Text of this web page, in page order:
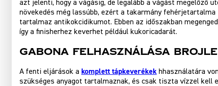
azt jelenti, hogy a vágásig, de legalább a vágást megelőző
növekedés még lassúbb, ezért a takarmány
tartalmaz antikokcidikumot. Ebben az időszakban
így a finisherhez keverhet például kukoricadarát.
Gabona felhasználása
A fenti eljárások a komplett tápkeverékek hhasználatára
szükséges anyagot tartalmaznak, és csak tiszta vízzel kell